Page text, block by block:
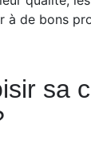
à de bons
sa